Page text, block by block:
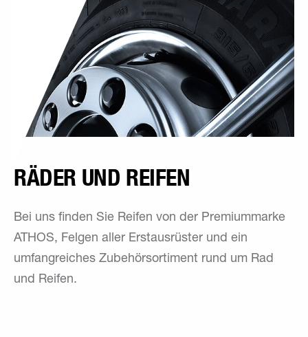
RÄDER UND REI­FEN
Bei uns finden Sie Reifen von der Premiummarke
ATHOS, Felgen aller Erstausrüster und ein
umfangreiches Zubehörsortiment rund um Rad
und Reifen.